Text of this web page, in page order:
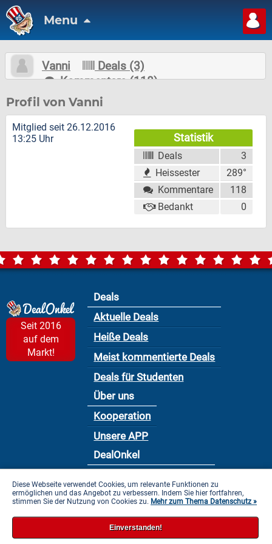
Menu
Vanni
Deals (3)
Kommentare (118)
Nachricht schreiben
Profil von Vanni
Statistik
Deals
3
Heissester
289°
Kommentare
118
Bedankt
0
Mitglied seit 26.12.2016
13:25 Uhr
Seit 2016
auf dem
Markt!
Deals
Aktuelle Deals
Heiße Deals
Meist kommentierte Deals
Deals für Studenten
Über uns
Kooperation
Unsere APP
DealOnkel
Datenschutzbestimmung
Impressum
Diese Webseite verwendet Cookies, um relevante Funktionen zu
ermöglichen und das Angebot zu verbessern. Indem Sie hier fortfahren,
stimmen Sie der Nutzung von Cookies zu. Mehr zum Thema Datenschutz »